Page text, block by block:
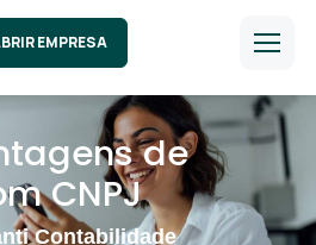
EMPRESA
de
CNPJ
Contabilidade